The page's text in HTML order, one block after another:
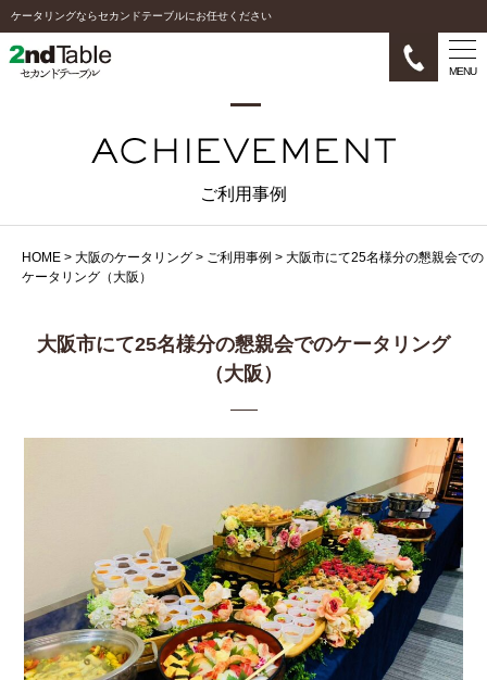
ケータリングならセカンドテーブルにお任せください
MENU
ご利用事例
HOME > 大阪のケータリング > ご利用事例 > 大阪市にて25名様分の懇親会での
ケータリング（大阪）
大阪市にて25名様分の懇親会でのケータリング
（大阪）